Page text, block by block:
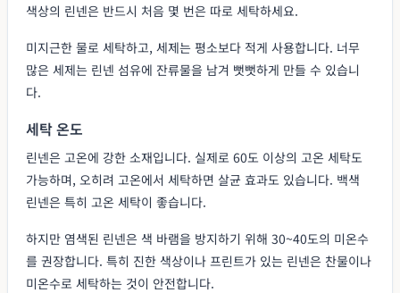
색상의 린넨은 반드시 처음 몇 번은 따로 세탁하세요.
미지근한 물로 세탁하고, 세제는 평소보다 적게 사용합니다. 너무
많은 세제는 린넨 섬유에 잔류물을 남겨 뻣뻣하게 만들 수 있습니
다.
세탁 온도
린넨은 고온에 강한 소재입니다. 실제로 60도 이상의 고온 세탁도
가능하며, 오히려 고온에서 세탁하면 살균 효과도 있습니다. 백색
린넨은 특히 고온 세탁이 좋습니다.
하지만 염색된 린넨은 색 바램을 방지하기 위해 30~40도의 미온수
를 권장합니다. 특히 진한 색상이나 프린트가 있는 린넨은 찬물이나
미온수로 세탁하는 것이 안전합니다.